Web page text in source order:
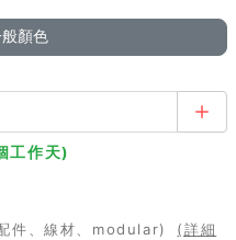
顏色
工作天)
件、線材、modular)
(詳細